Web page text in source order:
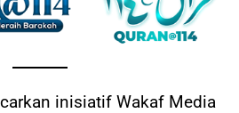
inisiatif Wakaf Media